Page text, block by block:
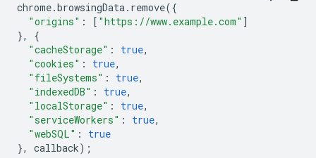
chrome.browsingData. remove({
"origins" : [ "https://www.example.com" ]
},
{
"cacheStorage" : true,
"cookies" : true,
"fileSystems" : true,
"indexedDB" : true,
"localStorage" : true,
"serviceWorkers" : true,
"webSQL" :
true
},
callback);